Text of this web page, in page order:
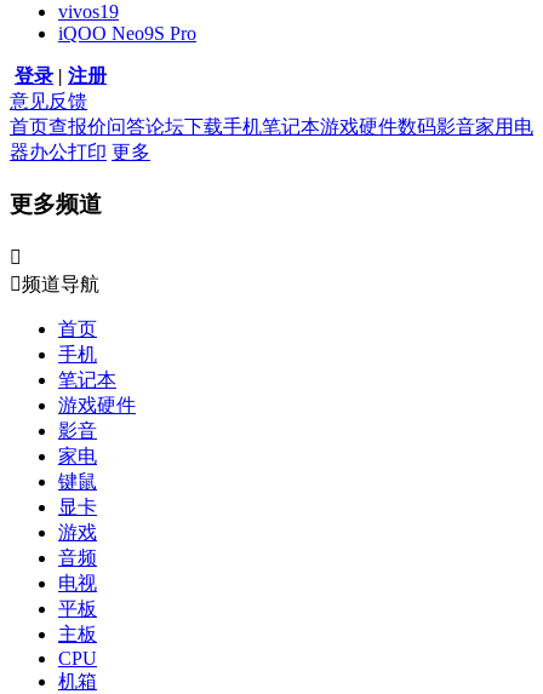
vivos19
iQOO Neo9S Pro
登录 | 注册
意见反馈
首页查报价问答论坛下载手机笔记本游戏硬件数码影音家用电
器办公打印 更多
更多频道

频道导航
首页
手机
笔记本
游戏硬件
影音
家电
键鼠
显卡
游戏
音频
电视
平板
主板
CPU
机箱